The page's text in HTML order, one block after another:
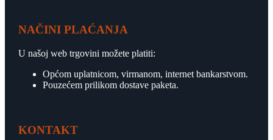
NAČINI PLAĆANJA
U našoj web trgovini možete platiti:
Općom uplatnicom, virmanom, internet bankarstvom.
Pouzećem prilikom dostave paketa.
KONTAKT